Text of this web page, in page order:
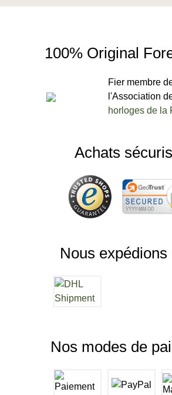
100% Original
Fier membre
l'Association
horloges de la
Achats
Nous expédions
Nos modes de